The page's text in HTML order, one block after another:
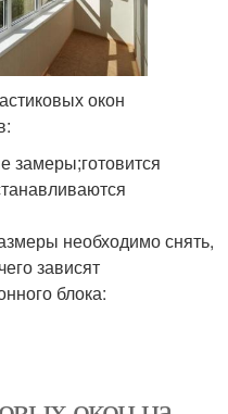
окон
замеры;готовится
необходимо снять,
зависят
блока: